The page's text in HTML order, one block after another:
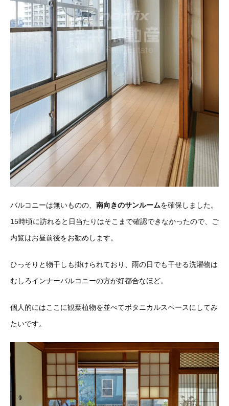
バルコニーは無いものの、 南向きのサンルームを確保しました。
15時頃に訪れると日当たりはそこまで確認できなかったので、ご
内覧はお昼前後をお勧めします。
ひっそりと物干しも掛けられており、雨の日でも干せる洗濯物は
むしろインナーバルコニーの方が好都合なほど。
個人的にはここに観葉植物を並べてボタニカルスペースにしてみ
たいです。